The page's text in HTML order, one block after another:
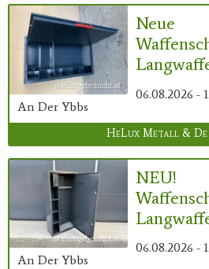
Neue
06.08.2026 -
An Der Ybbs
HeLux Metall &
NEU!
06.08.2026 -
An Der Ybbs